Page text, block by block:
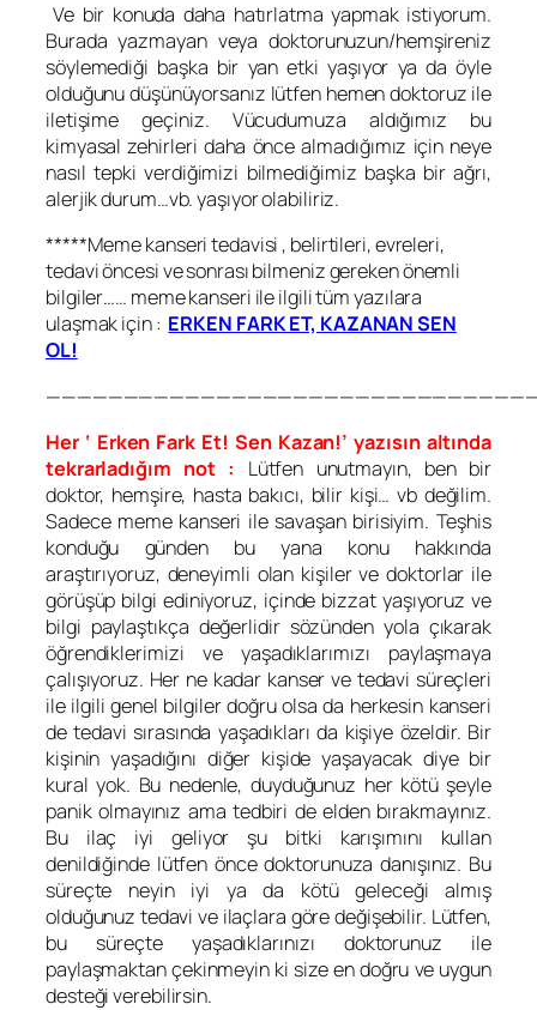
Ve bir konuda daha hatırlatma yapmak istiyorum.
Burada yazmayan veya doktorunuzun/hemşireniz
söylemediği başka bir yan etki yaşıyor ya da öyle
olduğunu düşünüyorsanız lütfen hemen doktoruz ile
iletişime geçiniz. Vücudumuza aldığımız bu
kimyasal zehirleri daha önce almadığımız için neye
nasıl tepki verdiğimizi bilmediğimiz başka bir ağrı,
alerjik durum…vb. yaşıyor olabiliriz.
*****Meme kanseri tedavisi , belirtileri, evreleri,
tedavi öncesi ve sonrası bilmeniz gereken önemli
bilgiler…… meme kanseri ile ilgili tüm yazılara
ulaşmak için : ERKEN FARK ET, KAZANAN SEN
OL!
Her ‘ Erken Fark Et! Sen Kazan!’ yazısın altında
tekrarladığım not :
Lütfen unutmayın, ben bir
doktor, hemşire, hasta bakıcı, bilir kişi… vb değilim.
Sadece meme kanseri ile savaşan birisiyim. Teşhis
konduğu günden bu yana konu hakkında
araştırıyoruz, deneyimli olan kişiler ve doktorlar ile
görüşüp bilgi ediniyoruz, içinde bizzat yaşıyoruz ve
bilgi paylaştıkça değerlidir sözünden yola çıkarak
öğrendiklerimizi ve yaşadıklarımızı paylaşmaya
çalışıyoruz. Her ne kadar kanser ve tedavi süreçleri
ile ilgili genel bilgiler doğru olsa da herkesin kanseri
de tedavi sırasında yaşadıkları da kişiye özeldir. Bir
kişinin yaşadığını diğer kişide yaşayacak diye bir
kural yok. Bu nedenle, duyduğunuz her kötü şeyle
panik olmayınız ama tedbiri de elden bırakmayınız.
Bu ilaç iyi geliyor şu bitki karışımını kullan
denildiğinde lütfen önce doktorunuza danışınız. Bu
süreçte neyin iyi ya da kötü geleceği almış
olduğunuz tedavi ve ilaçlara göre değişebilir. Lütfen,
bu süreçte yaşadıklarınızı doktorunuz ile
paylaşmaktan çekinmeyin ki size en doğru ve uygun
desteği verebilirsin.